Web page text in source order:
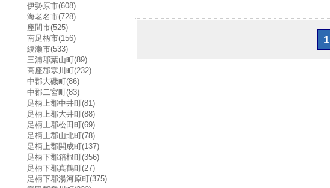
伊勢原市(608)
海老名市(728)
座間市(525)
南足柄市(156)
綾瀬市(533)
三浦郡葉山町(89)
高座郡寒川町(232)
中郡大磯町(86)
中郡二宮町(83)
足柄上郡中井町(81)
足柄上郡大井町(88)
足柄上郡松田町(69)
足柄上郡山北町(78)
足柄上郡開成町(137)
足柄下郡箱根町(356)
足柄下郡真鶴町(27)
足柄下郡湯河原町(375)
1